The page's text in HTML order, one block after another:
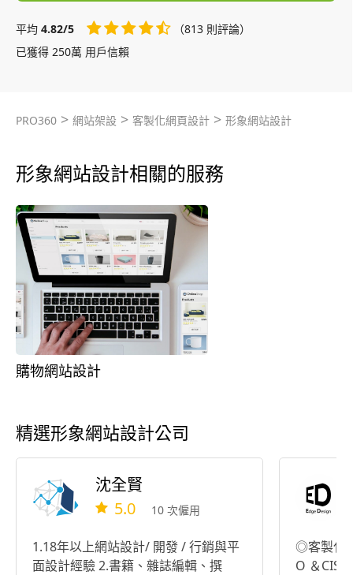
平均 4.82/5
（813 則評論）
已獲得 250萬 用戶信賴
PRO360 > 網站架設 > 客製化網頁設計 > 形象網站設計
形象網站設計相關的服務
購物網站設計
精選形象網站設計公司
沈全賢
5.0 10 次僱用
1.18年以上網站設計/ 開發 / 行銷與平
面設計經驗 2.書籍、雜誌編輯、撰
◎客製化＆
O ＆CIS＆品